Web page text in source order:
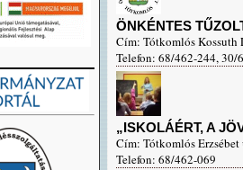
ÖNKÉNTES
Cím: Tótkomlós Kossuth
Telefon: 68/462-244, 30/
„ISKOLÁÉRT, A
Cím: Tótkomlós Erzsébet
Telefon: 68/462-069